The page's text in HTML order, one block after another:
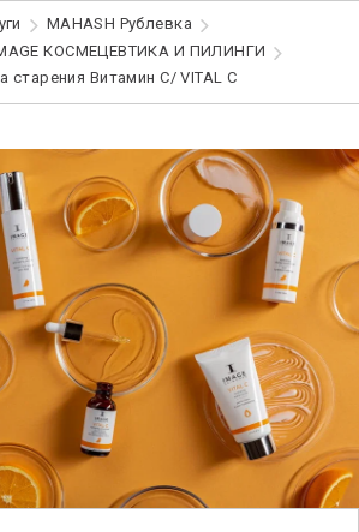
MAHASH Рублевка
КОСМЕЦЕВТИКА И ПИЛИНГИ
старения Витамин С/ VITAL C